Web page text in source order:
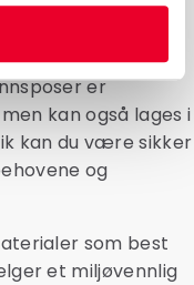
også attraktiv
er
kan også lages i
kan du være sikker
og
som best
et miljøvennlig